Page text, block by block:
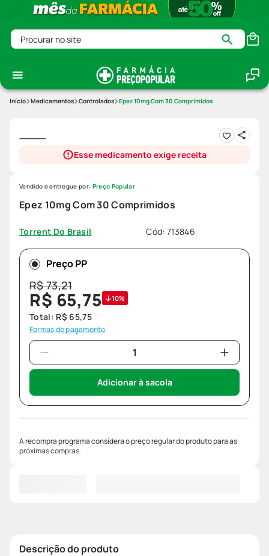
Procurar no site
Medicamentos Controlados Epez 10mg Com 30 Comprimidos
Esse medicamento exige receita
Epez 10mg Com 30 Comprimidos
Torrent Do Brasil Cód:713846
Vendido e entregue por: Preço Popular
Preço PP
R$73,21
R$ 65,75 10%
Total: R$ 65,75
Formas de pagamento
Adicionar à sacola
A recompra programa considera o preço regular do produto para as
próximas compras.
Descrição do produto